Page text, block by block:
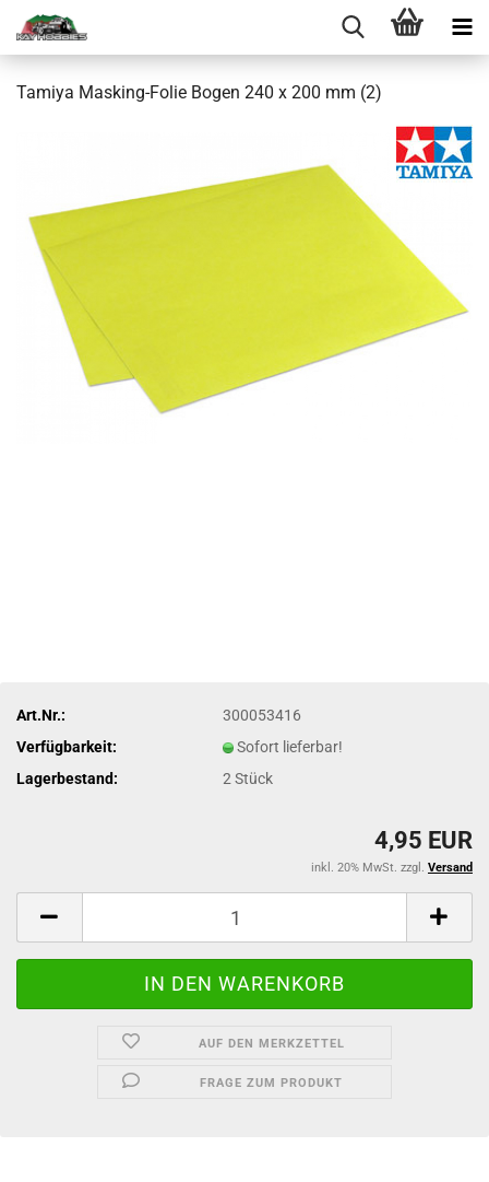
Tamiya Masking-Folie Bogen 240 x 200 mm (2)
Art.Nr.:
300053416
Verfügbarkeit:
Sofort lieferbar!
Lagerbestand:
2Stück
4,95 EUR
inkl. 20% MwSt. zzgl. Versand
AUF DEN MERKZETTEL
FRAGE ZUM PRODUKT